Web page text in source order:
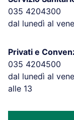
035 4204300
dal lunedì al
Privati e
035 4204500
dal lunedì al
alle 13